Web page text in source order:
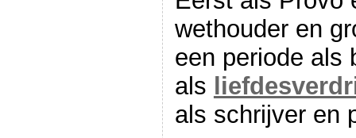
wethouder en
een periode als
als
als schrijver en